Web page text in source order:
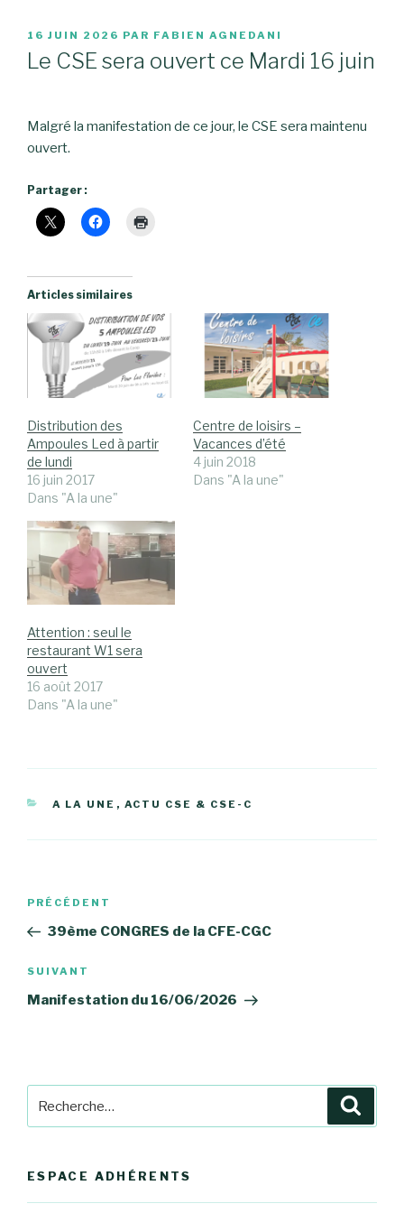
PUBLIÉ
LE
16 JUIN 2026 PAR FABIEN AGNEDANI
Le CSE sera ouvert ce Mardi 16 juin
Malgré la manifestation de ce jour, le CSE sera maintenu
ouvert.
Partager :
Articles similaires
Distribution des
Ampoules Led à partir
de lundi
16 juin 2017
Dans "A la une"
Centre de loisirs –
Vacances d’été
4 juin 2018
Dans "A la une"
Attention : seul le
restaurant W1 sera
ouvert
16 août 2017
Dans "A la une"
CATÉGORIES
A LA UNE , ACTU CSE & CSE-C
Navigation
l’article
Article
précédent
PRÉCÉDENT
39ème CONGRES de la CFE-CGC
Article
suivant
SUIVANT
Manifestation du 16/06/2026
ESPACE ADHÉRENTS